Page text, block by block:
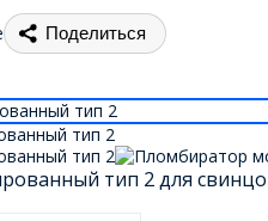
Поделиться
тип 2 для